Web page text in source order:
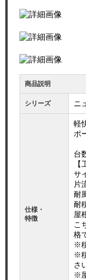
商品説明
シリーズ ニ
仕様・
特徴
軽
ポ
台
サ
片
耐
耐
屋
こ
格
※
※
さ
※